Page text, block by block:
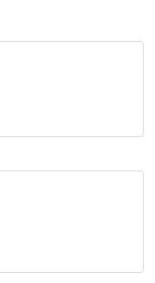
x 185 x